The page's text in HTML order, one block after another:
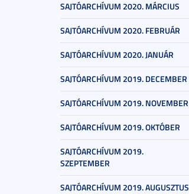
SAJTÓARCHÍVUM 2020. MÁRCIUS
SAJTÓARCHÍVUM 2020. FEBRUÁR
SAJTÓARCHÍVUM 2020. JANUÁR
SAJTÓARCHÍVUM 2019. DECEMBER
SAJTÓARCHÍVUM 2019. NOVEMBER
SAJTÓARCHÍVUM 2019. OKTÓBER
SAJTÓARCHÍVUM 2019.
SZEPTEMBER
SAJTÓARCHÍVUM 2019. AUGUSZTUS